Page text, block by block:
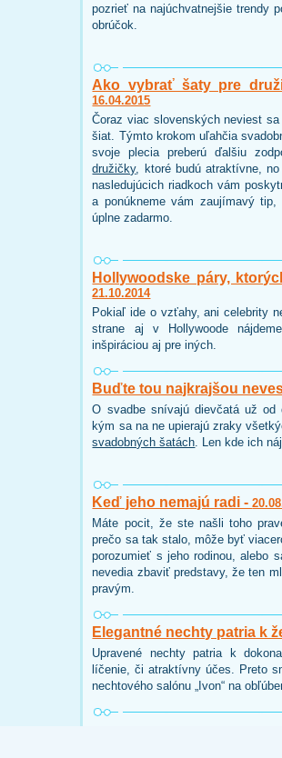
pozrieť na najúchvatnejšie trendy
obrúčok.
Ako vybrať šaty pre
16.04.2015
Čoraz viac slovenských neviest
šiat. Týmto krokom uľahčia
svoje plecia preberú ďalšiu
družičky, ktoré budú atraktívne,
nasledujúcich riadkoch vám
a ponúkneme vám zaujímavý
úplne zadarmo.
Hollywoodske páry,
21.10.2014
Pokiaľ ide o vzťahy, ani celebrity
strane aj v Hollywoode
inšpiráciou aj pre iných.
Buďte tou najkrajšou
O svadbe snívajú dievčatá už
kým sa na ne upierajú zraky
svadobných šatách. Len kde ich
Keď jeho nemajú radi -
Máte pocit, že ste našli toho
prečo sa tak stalo, môže byť
porozumieť s jeho rodinou, alebo
nevedia zbaviť predstavy, že ten
pravým.
Elegantné nechty patria k
Upravené nechty patria k
líčenie, či atraktívny účes. Preto
nechtového salónu „Ivon“ na